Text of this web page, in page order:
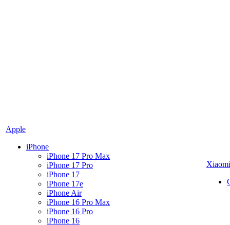
Apple
iPhone
iPhone 17 Pro Max
iPhone 17 Pro
iPhone 17
iPhone 17e
iPhone Air
iPhone 16 Pro Max
iPhone 16 Pro
iPhone 16
Xiaomi